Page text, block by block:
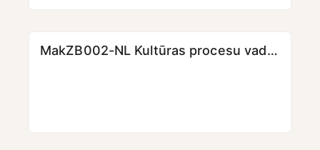
MakZB002-NL Kultūras procesu vadības pamati (2. daļa)